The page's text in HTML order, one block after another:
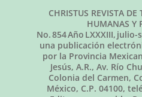
CHRISTUS REVISTA
HUMANAS Y
No.854Año LXXXIII, julio-
una publicación
por la Provincia
Jesús, A.R., Av. Río
Colonia del Carmen,
México, C.P. 04100,